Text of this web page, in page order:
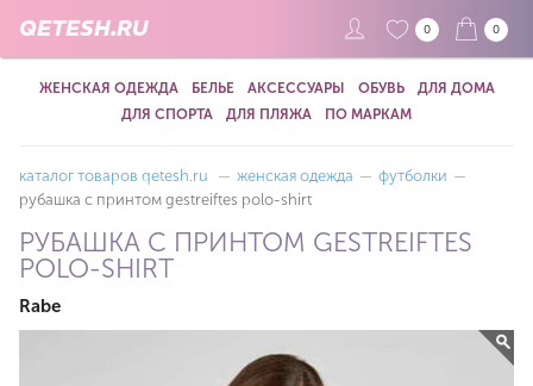
QETESH.RU 0 0
ЖЕНСКАЯ ОДЕЖДА БЕЛЬЕ АКСЕССУАРЫ ОБУВЬ
ДЛЯ ДОМА
ДЛЯ СПОРТА
ДЛЯ ПЛЯЖА ПО МАРКАМ
каталог товаров qetesh.ru — женская одежда — футболки —
рубашка с принтом gestreiftes polo-shirt
РУБАШКА С ПРИНТОМ GESTREIFTES
POLO-SHIRT
Rabe